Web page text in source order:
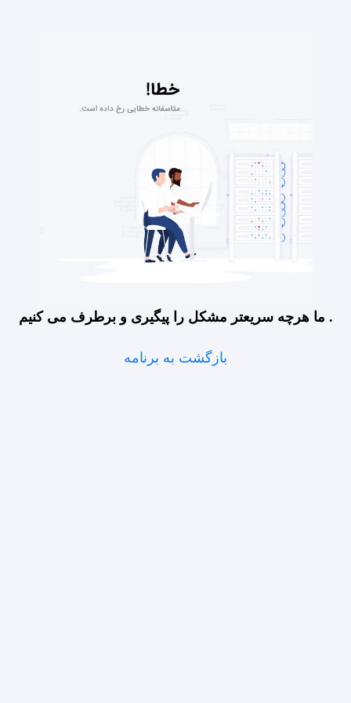
ما هرچه سریعتر مشکل را پیگیری و برطرف می کنیم .
بازگشت به برنامه